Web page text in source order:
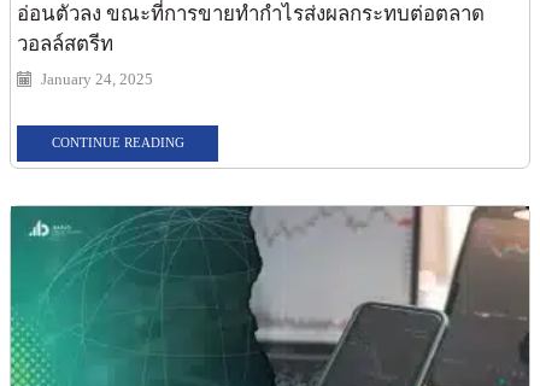
อ่อนตัวลง ขณะที่การขายทำกำไรส่งผลกระทบต่อตลาด
วอลล์สตรีท
January 24, 2025
CONTINUE READING